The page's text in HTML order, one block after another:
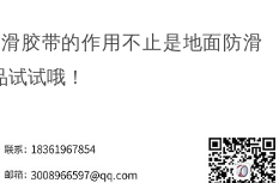
胶带的作用不止是地面防滑
试试哦！